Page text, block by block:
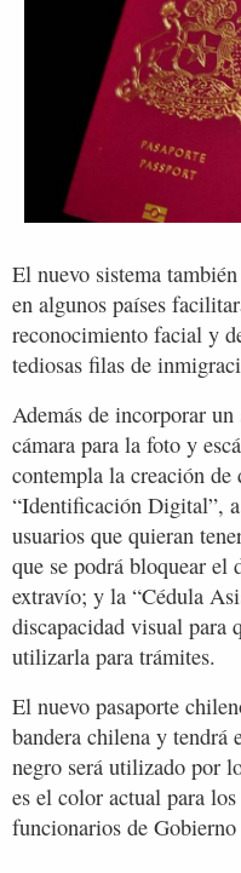
El nuevo sistema
en algunos países
reconocimiento facial y
tediosas filas de
Además de incorporar
cámara para la foto y
contempla la creación de
“Identificación Digital”,
usuarios que quieran
que se podrá bloquear el
extravío; y la “Cédula
discapacidad visual para
utilizarla para trámites.
El nuevo pasaporte
bandera chilena y tendrá
negro será utilizado por
es el color actual para
funcionarios de